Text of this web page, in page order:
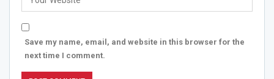
Save my name, email, and website in this browser for the
next time I comment.